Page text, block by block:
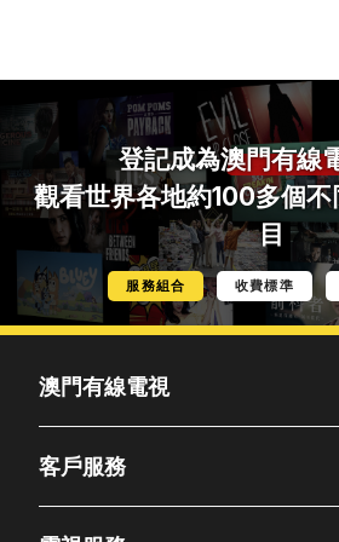
登記成為澳門有線
觀看世界各地約100多個
目
服務組合 收費標準
澳門有線電視
客戶服務